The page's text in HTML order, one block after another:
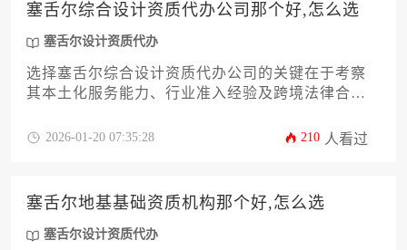
塞舌尔综合设计资质代办公司那个好,怎么选
塞舌尔设计资质代办
选择塞舌尔综合设计资质代办公司的关键在于考察
其本土化服务能力、行业准入经验及跨境法律合规
多语种合同保障体系及成功案例库，建议通过三阶
2026-01-20 07:35:28 210 人看过
塞舌尔地基基础资质机构那个好,怎么选
塞舌尔设计资质代办